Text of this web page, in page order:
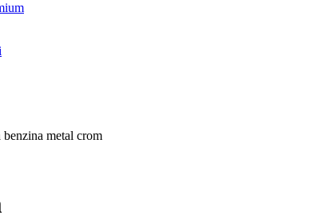
metal crom